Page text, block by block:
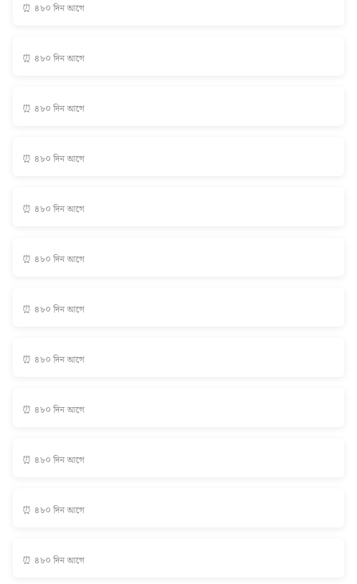
⏰ ৪৮০ দিন আগে
⏰ ৪৮০ দিন আগে
⏰ ৪৮০ দিন আগে
⏰ ৪৮০ দিন আগে
⏰ ৪৮০ দিন আগে
⏰ ৪৮০ দিন আগে
⏰ ৪৮০ দিন আগে
⏰ ৪৮০ দিন আগে
⏰ ৪৮০ দিন আগে
⏰ ৪৮০ দিন আগে
⏰ ৪৮০ দিন আগে
⏰ ৪৮০ দিন আগে